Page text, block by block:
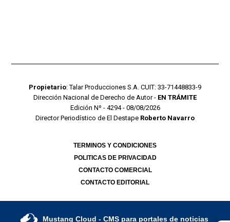
Propietario: Talar Producciones S.A. CUIT: 33-71448833-9
Dirección Nacional de Derecho de Autor - EN TRÁMITE
Edición Nº - 4294 - 08/08/2026
Director Periodístico de El Destape Roberto Navarro
TERMINOS Y CONDICIONES
POLITICAS DE PRIVACIDAD
CONTACTO COMERCIAL
CONTACTO EDITORIAL
Mustang Cloud - CMS para portales de noticias